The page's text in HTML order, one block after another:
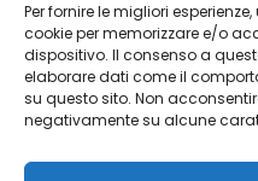
Per fornire le migliori
cookie per memorizzare e/o
dispositivo. Il consenso a
elaborare dati come il
su questo sito. Non
negativamente su alcune
Chi siamo
Economia nature
Biodiversità Po